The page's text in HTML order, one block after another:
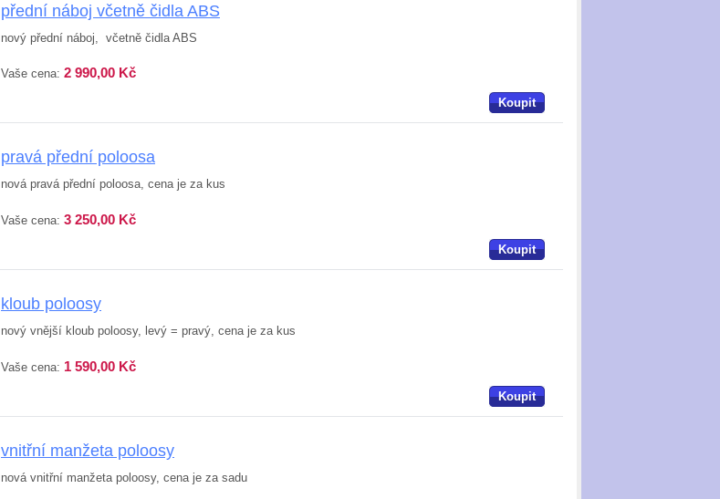
přední náboj včetně čidla ABS
nový přední náboj, včetně čidla ABS
Vaše cena: 2 990,00 Kč
Koupit
pravá přední poloosa
nová pravá přední poloosa, cena je za kus
Vaše cena: 3 250,00 Kč
Koupit
kloub poloosy
nový vnější kloub poloosy, levý = pravý, cena je za kus
Vaše cena: 1 590,00 Kč
Koupit
vnitřní manžeta poloosy
nová vnitřní manžeta poloosy, cena je za sadu